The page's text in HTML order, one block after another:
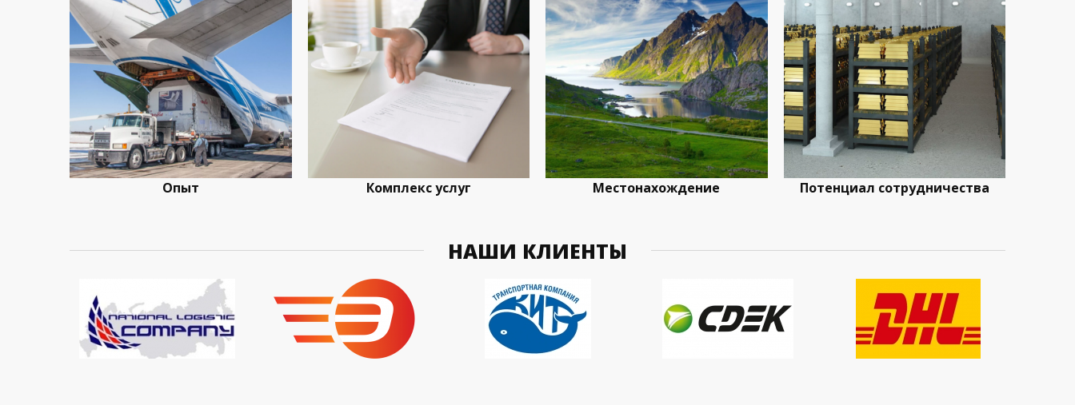
Опыт Комплекс услуг Местонахождение Потенциал сотрудничества
НАШИ КЛИЕНТЫ